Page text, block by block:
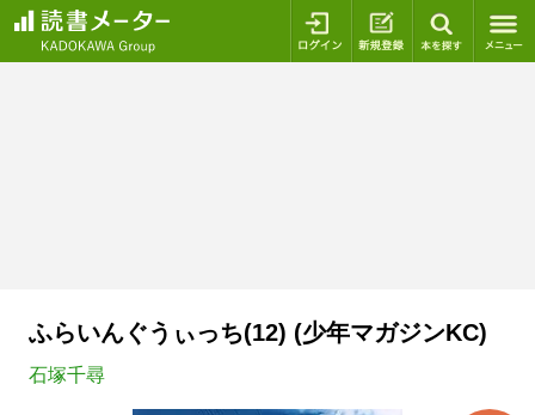
ログイン 新規登録
ふらいんぐうぃっち(12) (少年マガジンKC)
石塚千尋